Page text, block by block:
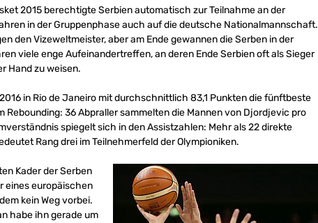
2015 berechtigte Serbien automatisch zur Teilnahme an der
in der Gruppenphase auch auf die deutsche Nationalmannschaft.
den Vizeweltmeister, aber am Ende gewannen die Serben in der
viele enge Aufeinandertreffen, an deren Ende Serbien oft als Sieger
Hand zu weisen.
in Rio de Janeiro mit durchschnittlich 83,1 Punkten die fünftbeste
36 Abpraller sammelten die Mannen von Djordjevic pro
spiegelt sich in den Assistzahlen: Mehr als 22 direkte
Rang drei im Teilnehmerfeld der Olympioniken.
Kader der Serben
eines europäischen
kein Weg vorbei.
habe ihn gerade um